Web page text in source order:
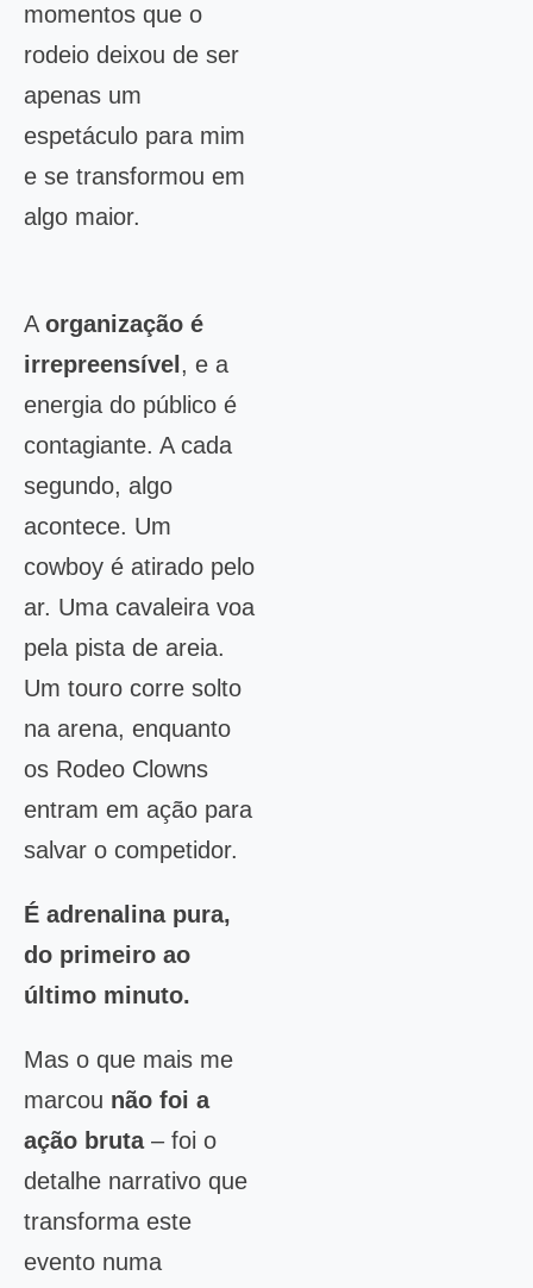
momentos que o
rodeio deixou de ser
apenas um
espetáculo para mim
e se transformou em
algo maior.
A organização é
irrepreensível , e a
energia do público é
contagiante. A cada
segundo, algo
acontece. Um
cowboy é atirado pelo
ar. Uma cavaleira voa
pela pista de areia.
Um touro corre solto
na arena, enquanto
os Rodeo Clowns
entram em ação para
salvar o competidor.
É adrenalina pura,
do primeiro ao
último minuto.
Mas o que mais me
marcou não foi a
ação bruta– foi o
detalhe narrativo que
transforma este
evento numa